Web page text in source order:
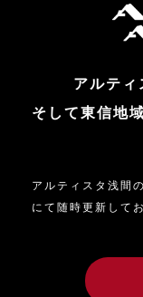
アルティ
そして東信地
アルティスタ浅間
にて随時更新して